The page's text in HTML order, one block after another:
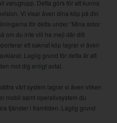
varugrupp. Detta görs för att kunna
Vi visar även dina köp på din
för detta under ”Mina sidor
om du inte vill ha mejl där ditt
ett saknat köp lagrar vi även
Laglig grund för detta är att
mot dig enligt avtal.
vårt system lagrar vi även vilken
mobil samt operativsystem du
tjänster i framtiden. Laglig grund